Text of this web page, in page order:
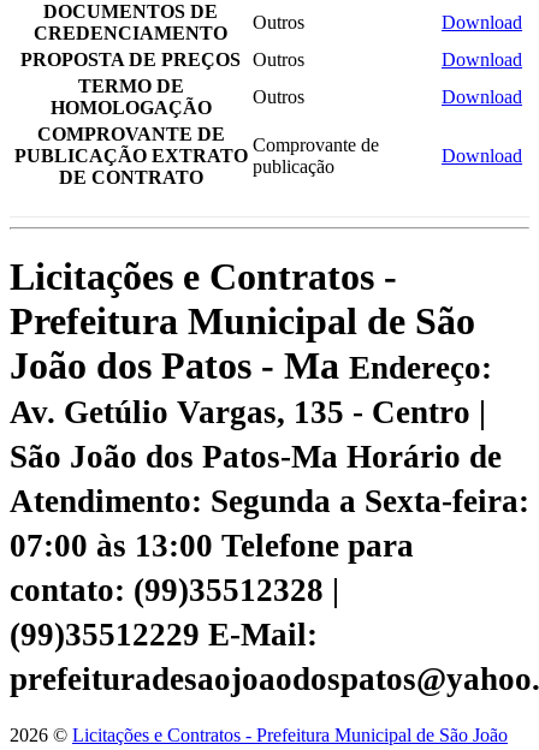
DOCUMENTOS DE
CREDENCIAMENTO
Outros
Download
PROPOSTA DE PREÇOS Outros
Download
TERMO DE
HOMOLOGAÇÃO
Outros
Download
COMPROVANTE DE
PUBLICAÇÃO EXTRATO
DE CONTRATO
Comprovante de
publicação
Download
Licitações e Contratos -
Prefeitura Municipal de São
João dos Patos - Ma Endereço:
Av. Getúlio Vargas, 135 - Centro |
São João dos Patos-Ma Horário de
Atendimento: Segunda a Sexta-feira:
07:00 às 13:00 Telefone para
contato: (99)35512328 |
(99)35512229 E-Mail:
2026 © Licitações e Contratos - Prefeitura Municipal de São João